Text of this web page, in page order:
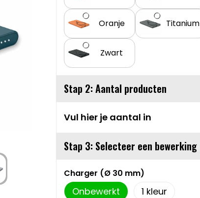
Oranje Titanium
Zwart
Stap 2: Aantal producten
Vul hier je aantal in
Stap 3: Selecteer een bewerking
Charger (Ø 30 mm)
Onbewerkt
1